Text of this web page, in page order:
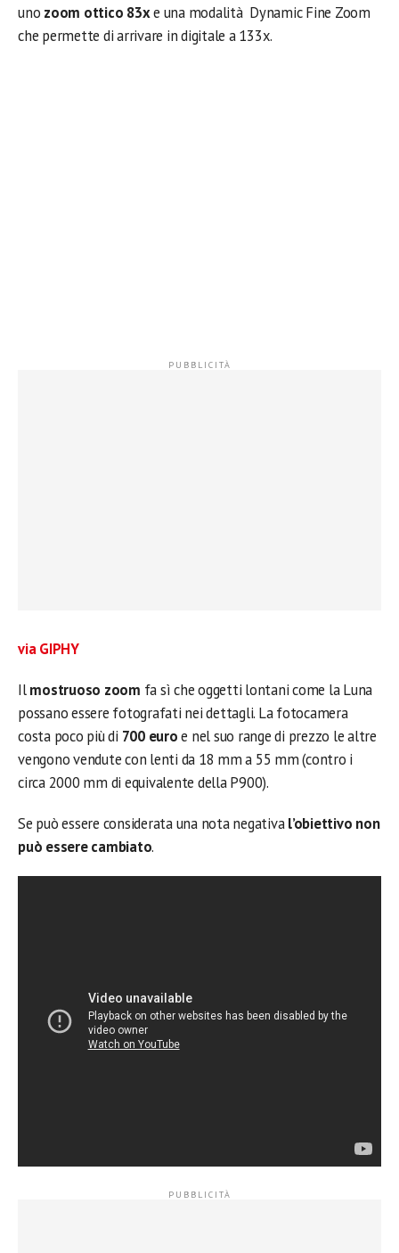
uno zoom ottico 83xe una modalità Dynamic Fine Zoom
che permette di arrivare in digitale a 133x.
via GIPHY
Ilmostruoso zoom fa sì che oggetti lontani come la Luna
possano essere fotografati nei dettagli. La fotocamera
costa poco più di 700 euroe nel suo range di prezzo le altre
vengono vendute con lenti da 18 mm a 55 mm (contro i
circa 2000 mm di equivalente della P900).
Se può essere considerata una nota negatival’obiettivo non
può essere cambiato.